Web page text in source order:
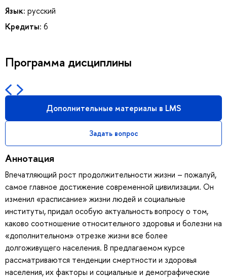
Язык: русский
Кредиты: 6
Программа дисциплины
Дополнительные материалы в LMS
Задать вопрос
Аннотация
Впечатляющий рост продолжительности жизни – пожалуй,
самое главное достижение современной цивилизации. Он
изменил «расписание» жизни людей и социальные
институты, придал особую актуальность вопросу о том,
каково соотношение относительного здоровья и болезни на
«дополнительном» отрезке жизни все более
долгоживущего населения. В предлагаемом курсе
рассматриваются тенденции смертности и здоровья
населения, их факторы и социальные и демографические